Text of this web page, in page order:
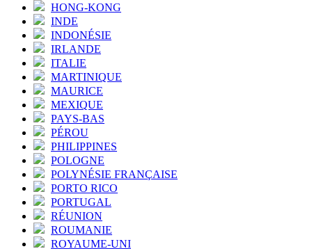
HONG-KONG
INDE
INDONÉSIE
IRLANDE
ITALIE
MARTINIQUE
MAURICE
MEXIQUE
PAYS-BAS
PÉROU
PHILIPPINES
POLOGNE
POLYNÉSIE FRANÇAISE
PORTO RICO
PORTUGAL
RÉUNION
ROUMANIE
ROYAUME-UNI